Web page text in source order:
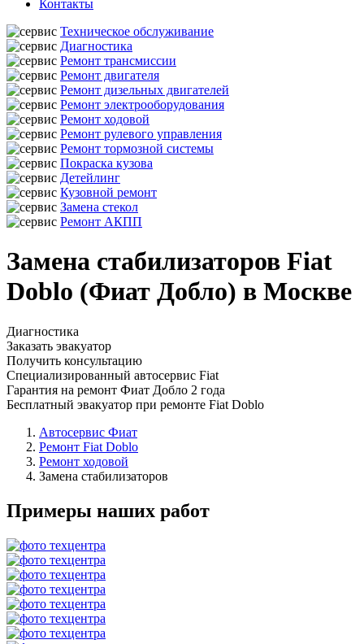
Контакты
Техническое обслуживание
Диагностика
Ремонт трансмиссии
Ремонт двигателя
Ремонт дизельных двигателей
Ремонт электрооборудования
Ремонт ходовой
Ремонт рулевого управления
Ремонт тормозной системы
Покраска кузова
Детейлинг
Кузовной ремонт
Замена стекол
Ремонт АКПП
Замена стабилизаторов Fiat
Doblo (Фиат Добло) в Москве
Диагностика
Заказать эвакуатор
Получить консультацию
Специализированный автосервис Fiat
Гарантия на ремонт Фиат Добло 2 года
Бесплатный эвакуатор при ремонте Fiat Doblo
Автосервис Фиат
Ремонт Fiat Doblo
Ремонт ходовой
Замена стабилизаторов
Примеры наших работ